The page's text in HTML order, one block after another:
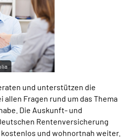
und unterstützen die
Fragen rund um das Thema
Die Auskunft- und
Rentenversicherung
und wohnortnah weiter.